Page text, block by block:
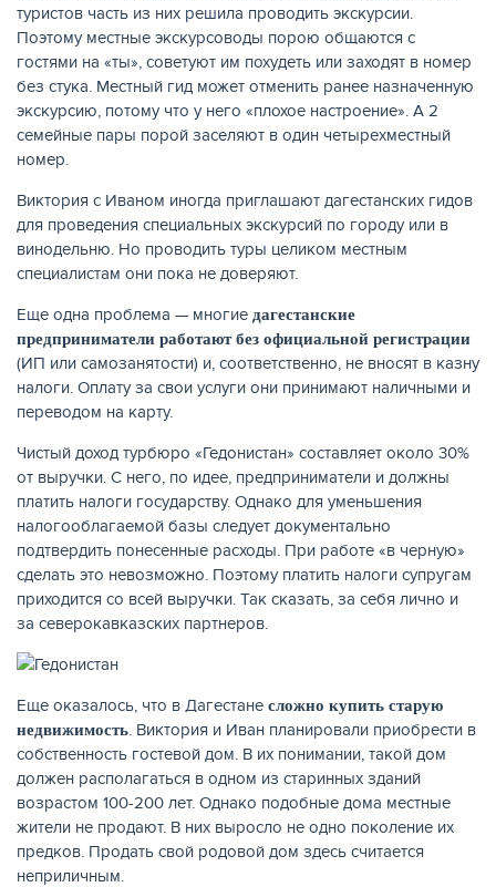
туристов часть из них решила проводить экскурсии.
Поэтому местные экскурсоводы порою общаются с
гостями на «ты», советуют им похудеть или заходят в номер
без стука. Местный гид может отменить ранее назначенную
экскурсию, потому что у него «плохое настроение». А 2
семейные пары порой заселяют в один четырехместный
номер.
Виктория с Иваном иногда приглашают дагестанских гидов
для проведения специальных экскурсий по городу или в
винодельню. Но проводить туры целиком местным
специалистам они пока не доверяют.
Еще одна проблема — многие дагестанские
предприниматели работают без официальной регистрации
(ИП или самозанятости) и, соответственно, не вносят в казну
налоги. Оплату за свои услуги они принимают наличными и
переводом на карту.
Чистый доход турбюро «Гедонистан» составляет около 30%
от выручки. С него, по идее, предприниматели и должны
платить налоги государству. Однако для уменьшения
налогооблагаемой базы следует документально
подтвердить понесенные расходы. При работе «в черную»
сделать это невозможно. Поэтому платить налоги супругам
приходится со всей выручки. Так сказать, за себя лично и
за северокавказских партнеров.
Еще оказалось, что в Дагестане сложно купить старую
недвижимость. Виктория и Иван планировали приобрести в
собственность гостевой дом. В их понимании, такой дом
должен располагаться в одном из старинных зданий
возрастом 100-200 лет. Однако подобные дома местные
жители не продают. В них выросло не одно поколение их
предков. Продать свой родовой дом здесь считается
неприличным.